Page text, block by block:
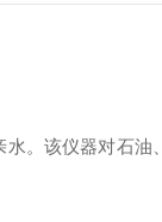
。该仪器对石油、